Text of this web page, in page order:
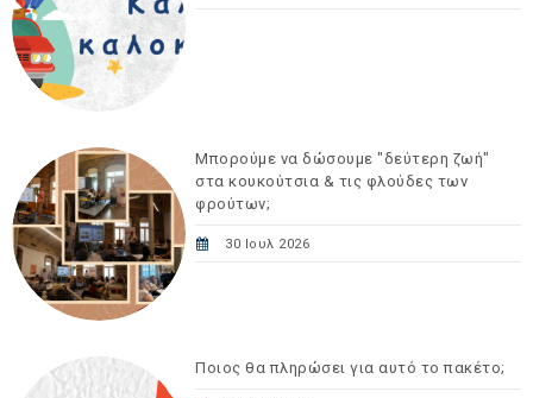
Μπορούμε να δώσουμε "δεύτερη ζωή"
στα κουκούτσια & τις φλούδες των
φρούτων;
30 Ιουλ 2026
Ποιος θα πληρώσει για αυτό το πακέτο;